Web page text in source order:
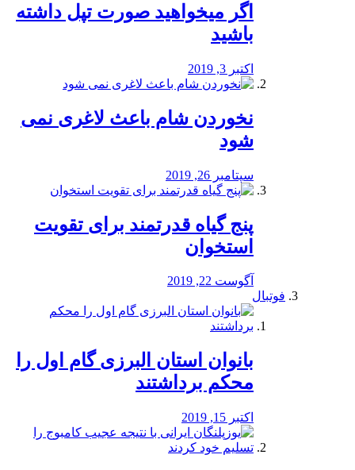
اگر میخواهید صورت تپل داشته
باشید
اکتبر 3, 2019
نخوردن شام باعث لاغری نمی
‌شود
سپتامبر 26, 2019
پنج گیاه قدرتمند برای تقویت
استخوان
آگوست 22, 2019
فوتبال
بانوان استان البرزی گام اول را
محكم برداشتند
اکتبر 15, 2019